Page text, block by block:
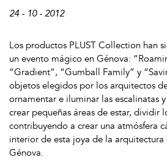
24 - 10 - 2012
Los productos PLUST Collection han
un evento mágico en Génova:
“Gradient”, “Gumball Family” y
objetos elegidos por los arquitectos
ornamentar e iluminar las escalinatas
crear pequeñas áreas de estar, dividir
contribuyendo a crear una atmósfera
interior de esta joya de la
Génova.